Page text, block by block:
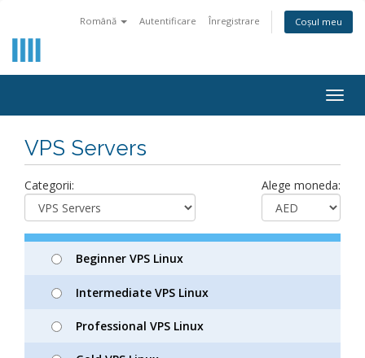
Română Autentificare Înregistrare Coșul meu
VPS Servers
Categorii: Alege moneda:
Beginner VPS Linux
Intermediate VPS Linux
Professional VPS Linux